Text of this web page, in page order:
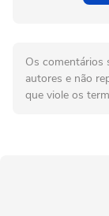
Os comentários
autores e não
que viole os